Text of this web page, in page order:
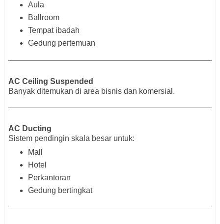
Aula
Ballroom
Tempat ibadah
Gedung pertemuan
AC Ceiling Suspended
Banyak ditemukan di area bisnis dan komersial.
AC Ducting
Sistem pendingin skala besar untuk:
Mall
Hotel
Perkantoran
Gedung bertingkat